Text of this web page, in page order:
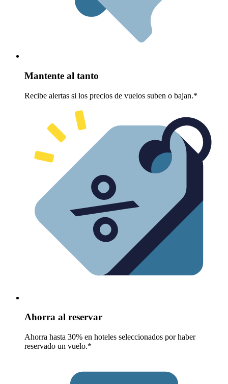
Mantente al tanto
Recibe alertas si los precios de vuelos suben o bajan.*
Ahorra al reservar
Ahorra hasta 30% en hoteles seleccionados por haber
reservado un vuelo.*